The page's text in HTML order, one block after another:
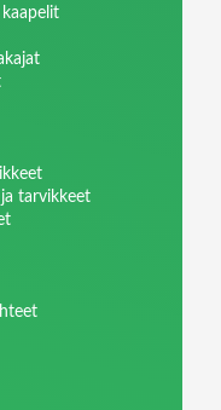
tarvikkeet